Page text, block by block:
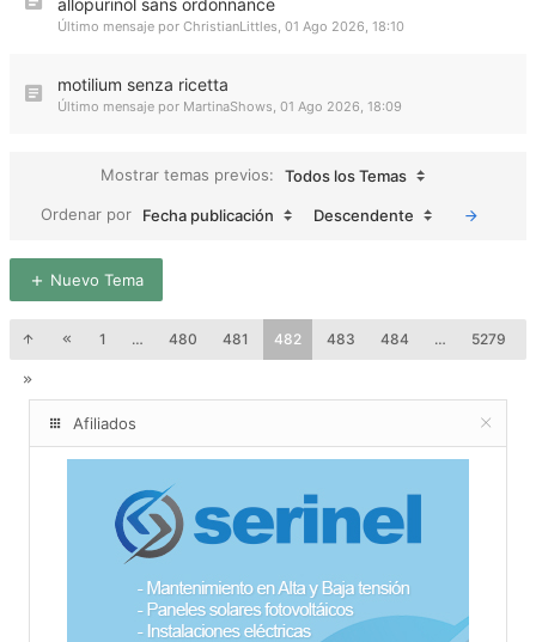
allopurinol sans ordonnance
Último mensaje por ChristianLittles, 01 Ago 2026, 18:10
motilium senza ricetta
Último mensaje por MartinaShows, 01 Ago 2026, 18:09
Mostrar temas previos:
Todos los Temas
Ordenar por
Fecha publicación Descendente
Nuevo Tema
1 … 480 481 482 483 484 … 5279
Afiliados